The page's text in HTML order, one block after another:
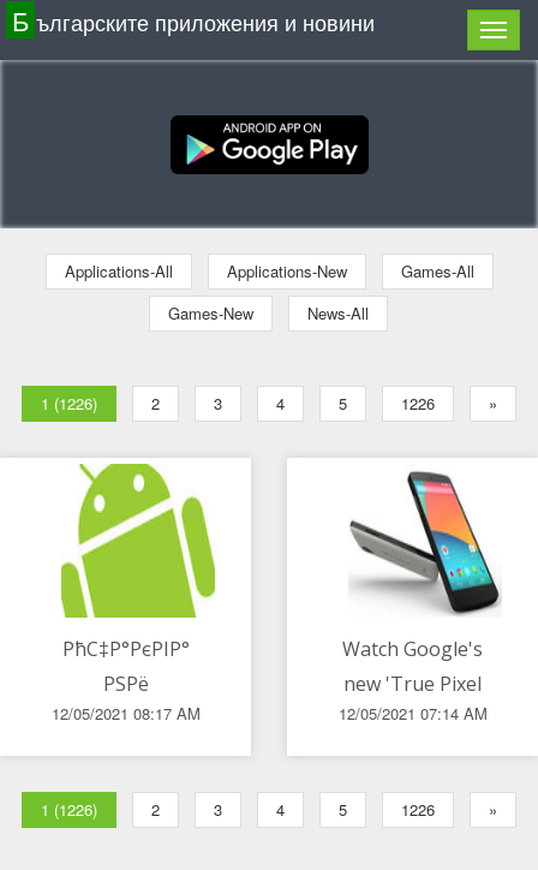
Б ългарските приложения и новини
Applications-All Applications-New
Games-All
Games-New
News-All
1 (1226) 2 3 4 5 1226 »
РћС‡Р°РєРІР°
РЅРё
РёР·РЅРµРЅР°РґР°
РІ СЃРµР»С„Рё
РєР°РјРµСЂР°С‚Р°
РЅР° Samsung
12/05/2021 08:17 AM
Watch Google's
new 'True Pixel
Stories'
promotional
videos
12/05/2021 07:14 AM
1 (1226) 2 3 4 5 1226 »